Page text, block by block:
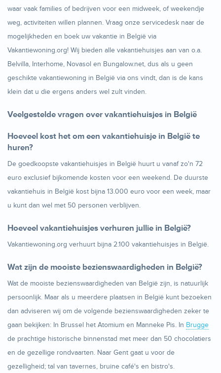
waar vaak families of bedrijven voor een midweek, of weekendje
weg, activiteiten willen plannen. Vraag onze servicedesk naar de
mogelijkheden en boek uw vakantie in België via
Vakantiewoning.org! Wij bieden alle vakantiehuisjes aan van o.a.
Belvilla, Interhome, Novasol en Bungalow.net, dus als u geen
geschikte vakantiewoning in België via ons vindt, dan is de kans
klein dat u die ergens anders wel zult vinden.
Veelgestelde vragen over vakantiehuisjes in België
Hoeveel kost het om een vakantiehuisje in België te
huren?
De goedkoopste vakantiehuisjes in België huurt u vanaf zo'n 72
euro exclusief bijkomende kosten voor een weekend. De duurste
vakantiehuis in België kost bijna 13.000 euro voor een week, maar
u kunt dan wel met 50 personen verblijven.
Hoeveel vakantiehuisjes verhuren jullie in België?
Vakantiewoning.org verhuurt bijna 2.100 vakantiehuisjes in België.
Wat zijn de mooiste bezienswaardigheden in België?
Wat de mooiste bezienswaardigheden van België zijn, is natuurlijk
persoonlijk. Maar als u meerdere plaatsen in België kunt bezoeken
dan adviseren wij om de volgende bezienswaardigheden zeker te
gaan bekijken: In Brussel het Atomium en Manneke Pis. In Brugge
de prachtige historische binnenstad met meer dan 50 chocolatiers
en de gezellige rondvaarten. Naar Gent gaat u voor de
gezelligheid; tal van tavernes, bruine café's en bistro's.